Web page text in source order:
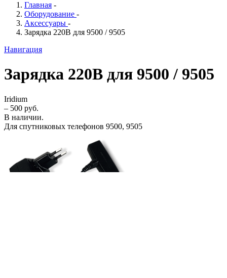
Главная -
Оборудование -
Аксессуары -
Зарядка 220В для 9500 / 9505
Навигация
Зарядка 220В для 9500 / 9505
Iridium
– 500 руб.
В наличии.
Для спутниковых телефонов 9500, 9505